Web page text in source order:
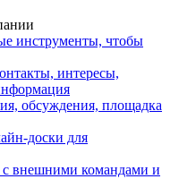
инструменты, чтобы
интересы,
обсуждения, площадка
доски для
с внешними командами и